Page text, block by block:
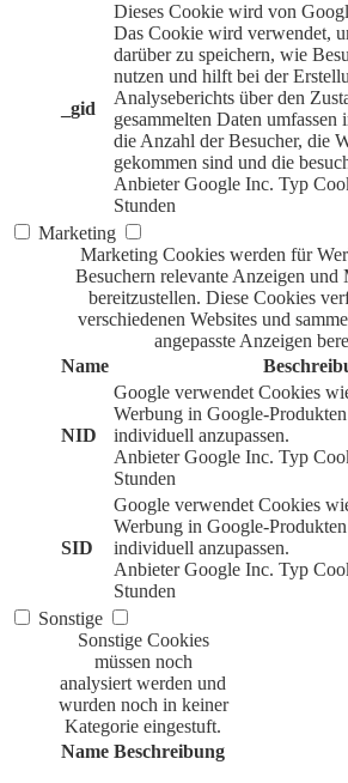
_gid
Dieses Cookie wird von
Das Cookie wird verwendet,
darüber zu speichern, wie
nutzen und hilft bei der
Analyseberichts über den
gesammelten Daten
die Anzahl der Besucher, die
gekommen sind und die
Anbieter Google Inc. Typ
Stunden
Marketing
Marketing Cookies werden für
Besuchern relevante Anzeigen und
bereitzustellen. Diese Cookies
verschiedenen Websites und
angepasste Anzeigen
Name
NID
Google verwendet Cookies
Werbung in Google-
individuell anzupassen.
Anbieter Google Inc. Typ
Stunden
SID
Google verwendet Cookies
Werbung in Google-
individuell anzupassen.
Anbieter Google Inc. Typ
Stunden
Sonstige
Sonstige Cookies
müssen noch
analysiert werden und
wurden noch in keiner
Kategorie eingestuft.
Name Beschreibung